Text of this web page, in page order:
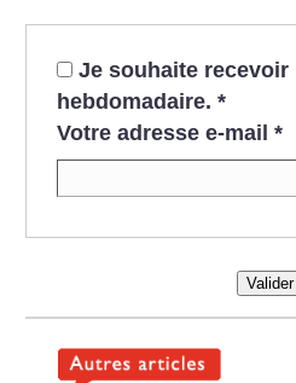
Je souhaite
hebdomadaire. *
Votre adresse e-mail *
Valider